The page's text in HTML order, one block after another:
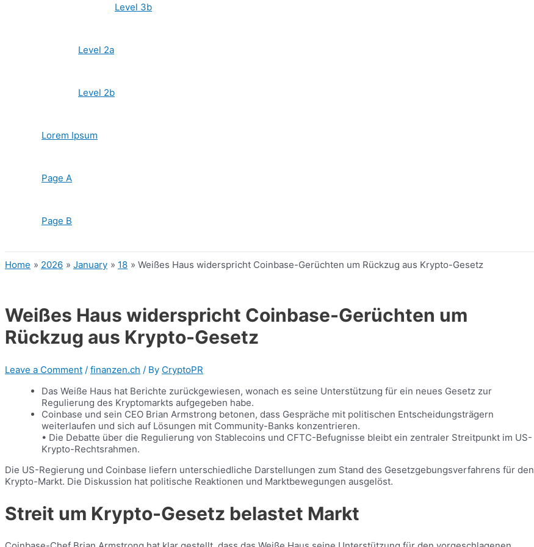
Level 3b
Level 2a
Level 2b
Lorem Ipsum
Page A
Page B
Home 2026 January 18 Weißes Haus widerspricht Coinbase-Gerüchten um Rückzug aus Krypto-Gesetz
Weißes Haus widerspricht Coinbase-Gerüchten um
Rückzug aus Krypto-Gesetz
Leave a Comment / finanzen.ch / By CryptoPR
Das Weiße Haus hat Berichte zurückgewiesen, wonach es seine Unterstützung für ein neues Gesetz zur
Regulierung des Kryptomarkts aufgegeben habe.
Coinbase und sein CEO Brian Armstrong betonen, dass Gespräche mit politischen Entscheidungsträgern
weiterlaufen und sich auf Lösungen mit Community-Banks konzentrieren.
• Die Debatte über die Regulierung von Stablecoins und CFTC-Befugnisse bleibt ein zentraler Streitpunkt im US-
Krypto-Rechtsrahmen.
Die US-Regierung und Coinbase liefern unterschiedliche Darstellungen zum Stand des Gesetzgebungsverfahrens für den
Krypto-Markt. Die Diskussion hat politische Reaktionen und Marktbewegungen ausgelöst.
Streit um Krypto-Gesetz belastet Markt